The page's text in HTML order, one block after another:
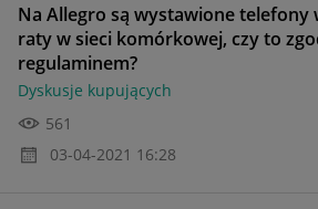
Na Allegro są wystawione telefony
raty w sieci komórkowej, czy to
regulaminem?
Dyskusje kupujących
561
‎03-04-2021 16:28